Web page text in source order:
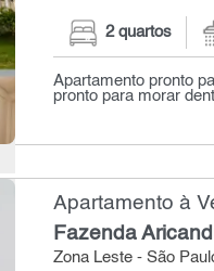
2 quartos
Apartamento pronto
pronto para morar
Apartamento à
Fazenda
Zona Leste - São